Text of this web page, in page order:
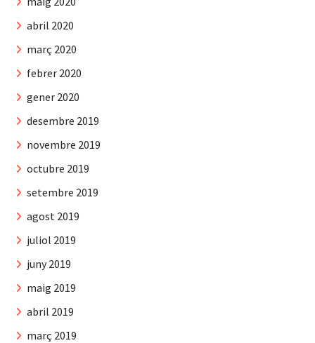
abril 2020
març 2020
febrer 2020
gener 2020
desembre 2019
novembre 2019
octubre 2019
setembre 2019
agost 2019
juliol 2019
juny 2019
maig 2019
abril 2019
març 2019